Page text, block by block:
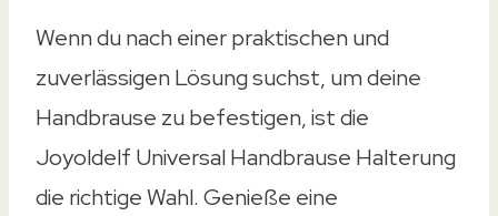
Wenn du nach einer praktischen und
zuverlässigen Lösung suchst, um deine
Handbrause zu befestigen, ist die
Joyoldelf Universal Handbrause Halterung
die richtige Wahl. Genieße eine